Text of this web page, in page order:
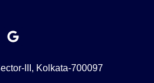
III, Kolkata-700097